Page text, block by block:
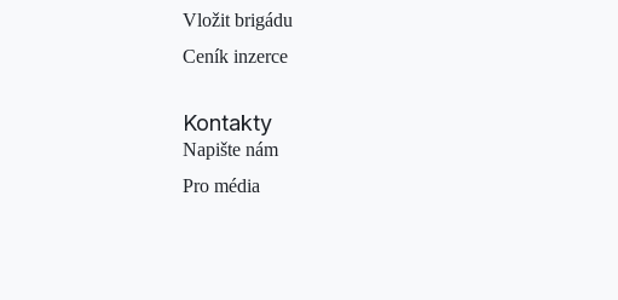
Vložit brigádu
Ceník inzerce
Kontakty
Napište nám
Pro média